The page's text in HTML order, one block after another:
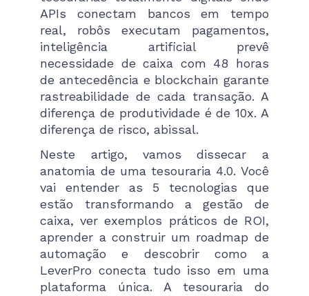
APIs conectam bancos em tempo
real, robôs executam pagamentos,
inteligência artificial prevê
necessidade de caixa com 48 horas
de antecedência e blockchain garante
rastreabilidade de cada transação. A
diferença de produtividade é de 10x. A
diferença de risco, abissal.
Neste artigo, vamos dissecar a
anatomia de uma tesouraria 4.0. Você
vai entender as 5 tecnologias que
estão transformando a gestão de
caixa, ver exemplos práticos de ROI,
aprender a construir um roadmap de
automação e descobrir como a
LeverPro conecta tudo isso em uma
plataforma única. A tesouraria do